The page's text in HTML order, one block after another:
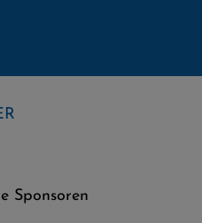
Sponsoren